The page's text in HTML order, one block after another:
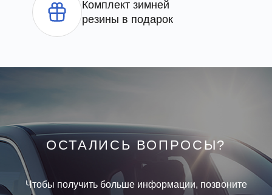
Комплект зимней
резины в подарок
ОСТАЛИСЬ ВОПРОСЫ?
Чтобы получить больше информации, позвоните